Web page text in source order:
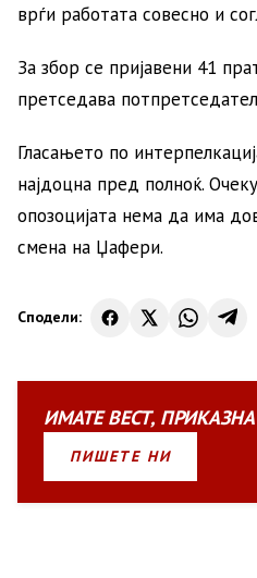
врѓи работата совесно и
За збор се пријавени 41
претседава
Гласањето по
најдоцна пред полноќ.
опозоцијата нема да има
смена на Џафери.
Сподели:
ИМАТЕВЕСТ, ПРИКАЗНА
ПИШЕТЕ НИ